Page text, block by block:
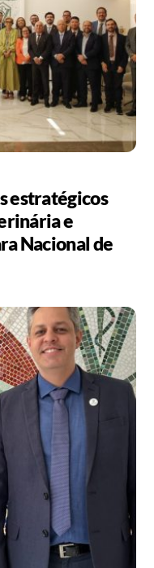
estratégicos
e
Nacional de